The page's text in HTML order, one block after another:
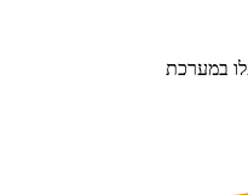
במערכת